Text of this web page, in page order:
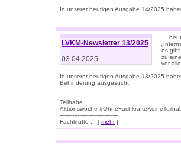
In unserer heutigen Ausgabe 14/2025
LVKM-Newsletter 13/2025
03.04.2025
…
es gibt
zu
vor
In unserer heutigen Ausgabe 13/2025
Behinderung ausgesucht:
Teilhabe
Aktionswoche
---------------------------------
Fachkräfte ... [ mehr]